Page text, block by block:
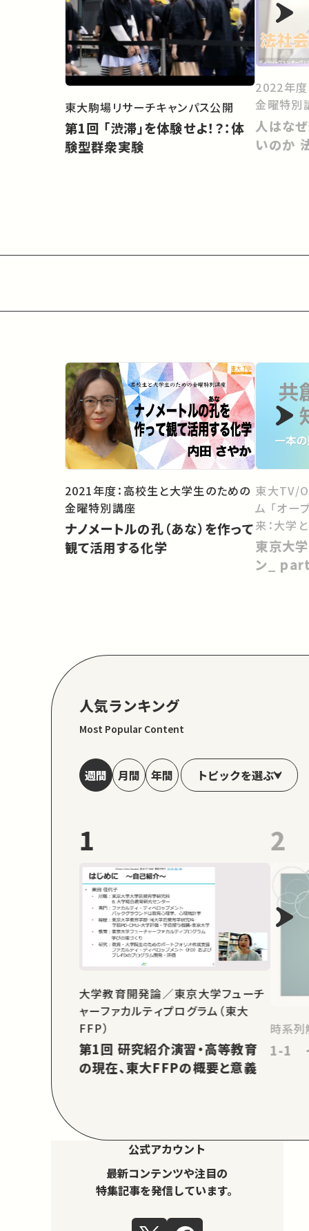
東大駒場リサーチキャンパス公開
第1回 「渋滞」を体験せよ！？：体
験型群衆実験
2022年度
金曜特別
人はな
いのか
2021年度：高校生と大学生のための
金曜特別講座
ナノメートルの孔（あな）を作って
観て活用する化学
東大TV/
ム 「オー
来：大学
向けて」
東京大
ン_
人気ランキング
Most Popular Content
週間 月間 年間 トピックを選ぶ
1
大学教育開発論／東京大学フューチ
ャーファカルティプログラム（東大
FFP）
第1回 研究紹介演習・高等教育
の現在、東大FFPの概要と意義
2
時系列
1-1
公式アカウント
最新コンテンツや注目の
特集記事を発信しています。